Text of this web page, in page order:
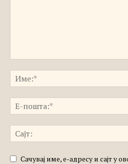
Сачувај име, е-адресу и сајт у